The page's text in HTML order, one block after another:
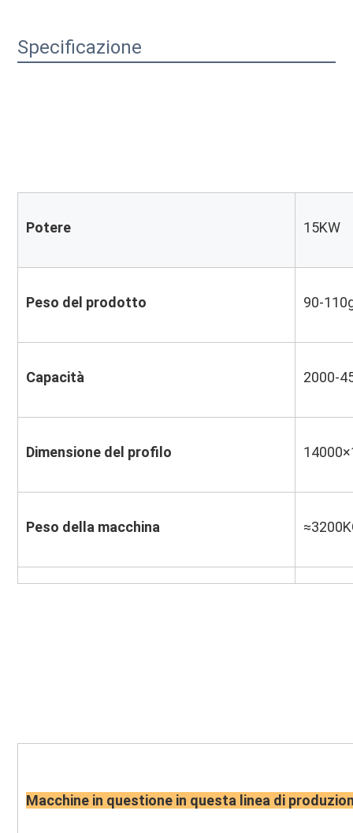
Specificazione
Potere 15KW
Peso del prodotto 90-
Capacità 2000-
Dimensione del profilo
Peso della macchina
Macchine in questione in questa linea di